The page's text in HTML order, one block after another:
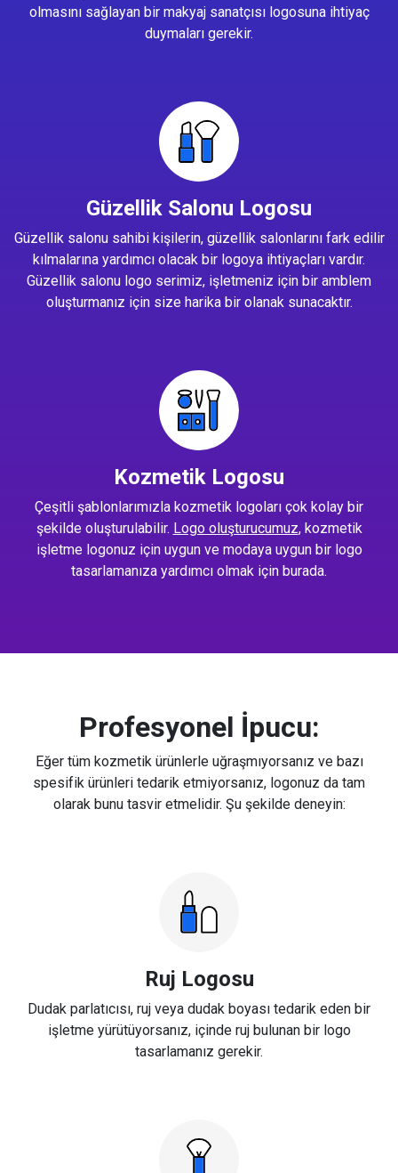
olmasını sağlayan bir makyaj sanatçısı logosuna ihtiyaç
duymaları gerekir.
Güzellik Salonu Logosu
Güzellik salonu sahibi kişilerin, güzellik salonlarını fark edilir
kılmalarına yardımcı olacak bir logoya ihtiyaçları vardır.
Güzellik salonu logo serimiz, işletmeniz için bir amblem
oluşturmanız için size harika bir olanak sunacaktır.
Kozmetik Logosu
Çeşitli şablonlarımızla kozmetik logoları çok kolay bir
şekilde oluşturulabilir. Logo oluşturucumuz, kozmetik
işletme logonuz için uygun ve modaya uygun bir logo
tasarlamanıza yardımcı olmak için burada.
Profesyonel İpucu:
Eğer tüm kozmetik ürünlerle uğraşmıyorsanız ve bazı
spesifik ürünleri tedarik etmiyorsanız, logonuz da tam
olarak bunu tasvir etmelidir. Şu şekilde deneyin:
Ruj Logosu
Dudak parlatıcısı, ruj veya dudak boyası tedarik eden bir
işletme yürütüyorsanız, içinde ruj bulunan bir logo
tasarlamanız gerekir.